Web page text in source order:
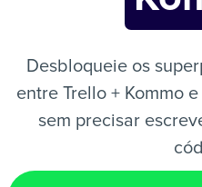
Desbloqueie os
entre Trello + Kommo
sem precisar